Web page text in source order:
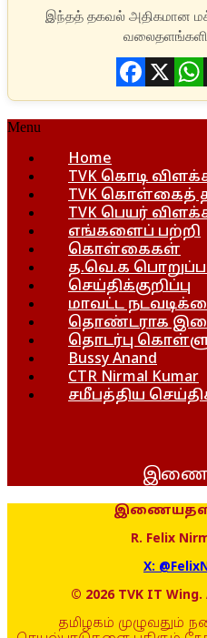
Facebook
X
Menu
Home
TVK கொடி
TVK கொள்கைத்
TVK பெயர்
எங்களைப் பற்றி
கொள்கைகள்
த.வெ.க
செய்திக்குறிப்பு
மாவட்ட
தொண்டராக
தொடர்பு
Bussy Anand
CTR Nirmal Kumar
சமீபத்திய
இணையதள
R. Felix
X:
© 2026 TVK IT
தமிழகம் முழுவதும்